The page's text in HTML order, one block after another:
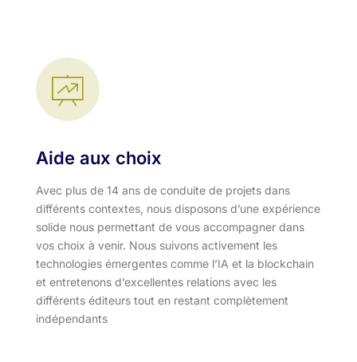
Aide aux choix
Avec plus de 14 ans de conduite de projets dans
différents contextes, nous disposons d’une expérience
solide nous permettant de vous accompagner dans
vos choix à venir. Nous suivons activement les
technologies émergentes comme l’IA et la blockchain
et entretenons d’excellentes relations avec les
différents éditeurs tout en restant complètement
indépendants